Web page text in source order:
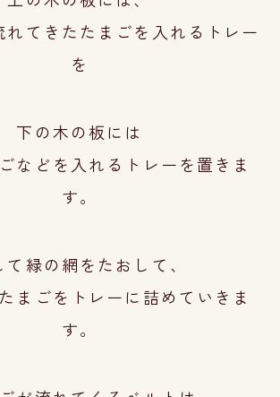
れてきたたまごを入れるトレー
を
下の木の板には
などを入れるトレーを置きま
す。
て緑の網をたおして、
まごをトレーに詰めていきま
す。